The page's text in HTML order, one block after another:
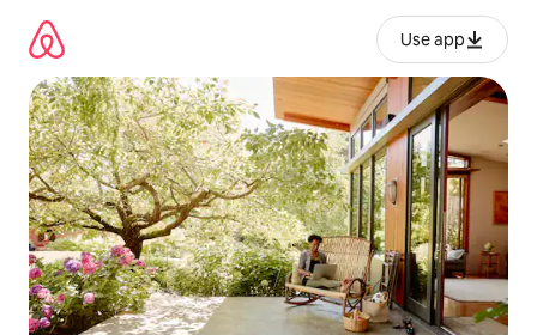
გადასვლა
Use app